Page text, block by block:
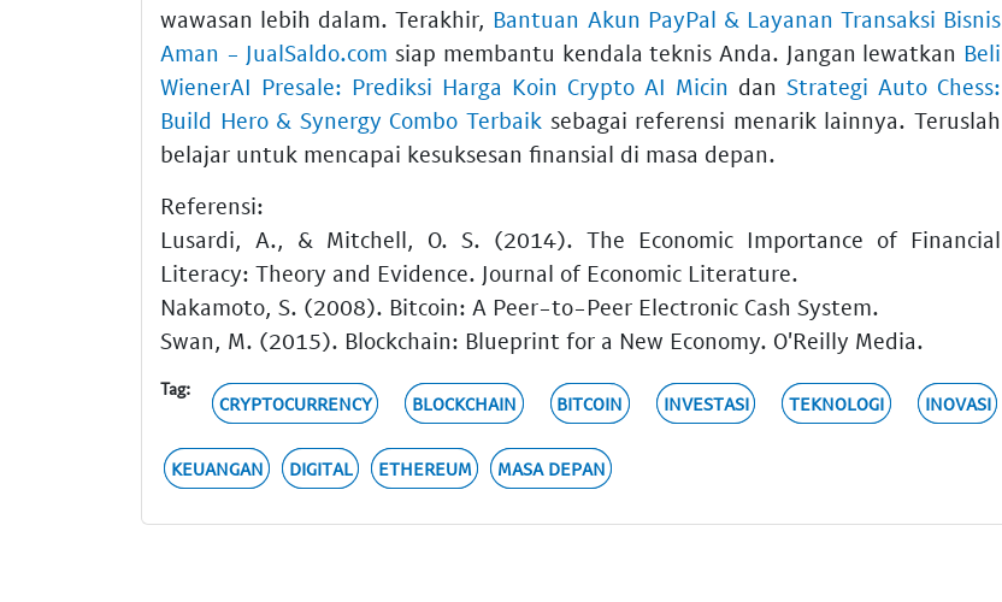
wawasan lebih dalam. Terakhir, Bantuan Akun PayPal & Layanan Transaksi Bisnis
Aman - JualSaldo.com siap membantu kendala teknis Anda. Jangan lewatkan Beli
WienerAI Presale: Prediksi Harga Koin Crypto AI Micin dan Strategi Auto Chess:
Build Hero & Synergy Combo Terbaik sebagai referensi menarik lainnya. Teruslah
belajar untuk mencapai kesuksesan finansial di masa depan.
Referensi:
Lusardi, A., & Mitchell, O. S. (2014). The Economic Importance of Financial
Literacy: Theory and Evidence. Journal of Economic Literature.
Nakamoto, S. (2008). Bitcoin: A Peer-to-Peer Electronic Cash System.
Swan, M. (2015). Blockchain: Blueprint for a New Economy. O'Reilly Media.
Tag:
CRYPTOCURRENCY BLOCKCHAIN BITCOIN INVESTASI TEKNOLOGI INOVASI
KEUANGAN DIGITAL ETHEREUM MASA DEPAN